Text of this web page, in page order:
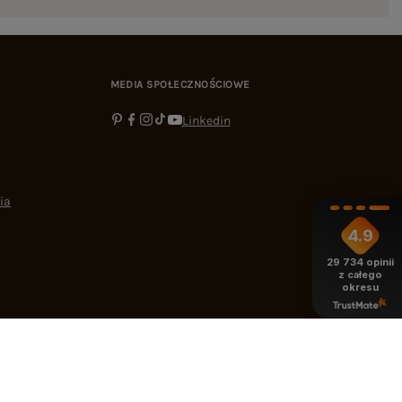
MEDIA SPOŁECZNOŚCIOWE
Linkedin
4.9
29 734 opinii
z całego
okresu